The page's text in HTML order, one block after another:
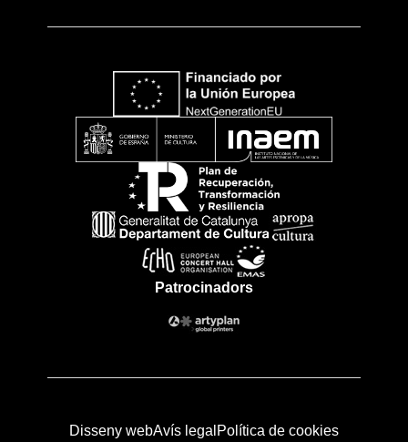
Patrocinadors
Disseny webAvís legal Política de cookies